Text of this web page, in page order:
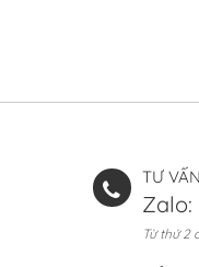
TƯ
Zalo:
Từ thứ 2